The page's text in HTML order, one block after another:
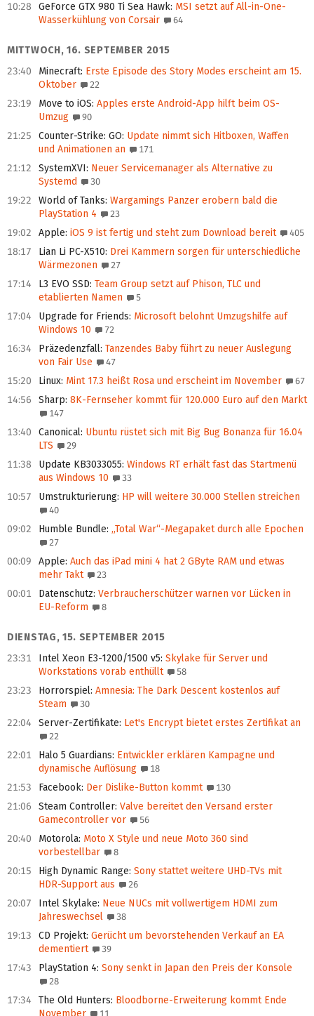
10:28 GeForce GTX 980 Ti Sea Hawk: MSI setzt auf All-in-One-
Wasserkühlung von Corsair
64
MITTWOCH, 16. SEPTEMBER 2015
23:40
Minecraft: Erste Episode des Story Modes erscheint am 15.
Oktober
22
23:19 Move to iOS: Apples erste Android-App hilft beim OS-
Umzug
90
21:25 Counter-Strike: GO: Update nimmt sich Hitboxen, Waffen
und Animationen an
171
21:12 SystemXVI: Neuer Servicemanager als Alternative zu
Systemd
30
19:22 World of Tanks: Wargamings Panzer erobern bald die
PlayStation 4
23
19:02 Apple: iOS 9 ist fertig und steht zum Download bereit 405
18:17 Lian Li PC-X510: Drei Kammern sorgen für unterschiedliche
Wärmezonen
27
17:14 L3 EVO SSD: Team Group setzt auf Phison, TLC und
etablierten Namen
5
17:04 Upgrade for Friends: Microsoft belohnt Umzugshilfe auf
Windows 10
72
16:34 Präzedenzfall: Tanzendes Baby führt zu neuer Auslegung
von Fair Use
47
15:20 Linux: Mint 17.3 heißt Rosa und erscheint im November 67
14:56 Sharp: 8K-Fernseher kommt für 120.000 Euro auf den Markt
147
13:40 Canonical: Ubuntu rüstet sich mit Big Bug Bonanza für 16.04
LTS
29
11:38 Update KB3033055: Windows RT erhält fast das Startmenü
aus Windows 10
33
10:57 Umstrukturierung: HP will weitere 30.000 Stellen streichen
40
09:02 Humble Bundle: „Total War“-Megapaket durch alle Epochen
27
00:09 Apple: Auch das iPad mini 4 hat 2 GByte RAM und etwas
mehr Takt
23
00:01 Datenschutz: Verbraucherschützer warnen vor Lücken in
EU-Reform
8
DIENSTAG, 15. SEPTEMBER 2015
23:31
Intel Xeon E3-1200/1500 v5: Skylake für Server und
Workstations vorab enthüllt
58
23:23 Horrorspiel: Amnesia: The Dark Descent kostenlos auf
Steam
30
22:04 Server-Zertifikate: Let's Encrypt bietet erstes Zertifikat an
22
22:01 Halo 5 Guardians: Entwickler erklären Kampagne und
dynamische Auflösung
18
21:53 Facebook: Der Dislike-Button kommt 130
21:06 Steam Controller: Valve bereitet den Versand erster
Gamecontroller vor
56
20:40 Motorola: Moto X Style und neue Moto 360 sind
vorbestellbar
8
20:15 High Dynamic Range: Sony stattet weitere UHD-TVs mit
HDR-Support aus
26
20:07 Intel Skylake: Neue NUCs mit vollwertigem HDMI zum
Jahreswechsel
38
19:13 CD Projekt: Gerücht um bevorstehenden Verkauf an EA
dementiert
39
17:43 PlayStation 4: Sony senkt in Japan den Preis der Konsole
28
17:34 The Old Hunters: Bloodborne-Erweiterung kommt Ende
11